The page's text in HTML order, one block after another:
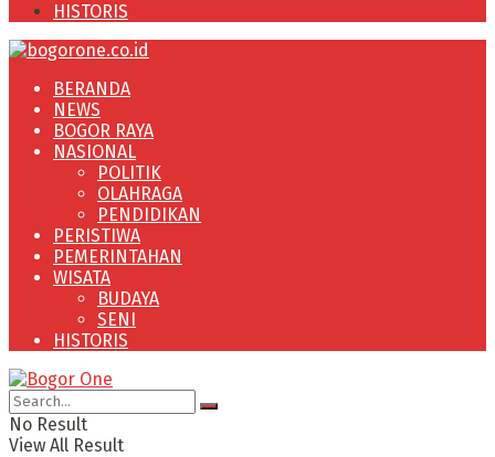
HISTORIS
BERANDA
NEWS
BOGOR RAYA
NASIONAL
POLITIK
OLAHRAGA
PENDIDIKAN
PERISTIWA
PEMERINTAHAN
WISATA
BUDAYA
SENI
HISTORIS
No Result
View All Result